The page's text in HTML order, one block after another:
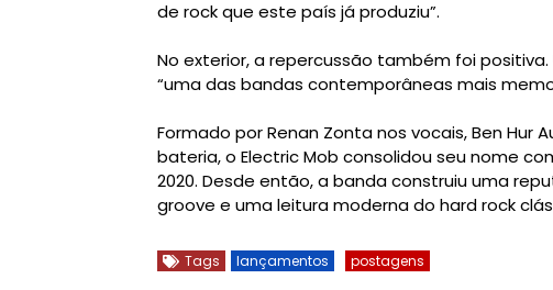
de rock que este país já produziu”.
No exterior, a repercussão também foi
“uma das bandas contemporâneas mais
Formado por Renan Zonta nos vocais, Ben
bateria, o Electric Mob consolidou seu nome
2020. Desde então, a banda construiu uma
groove e uma leitura moderna do hard rock
Tags lançamentos postagens